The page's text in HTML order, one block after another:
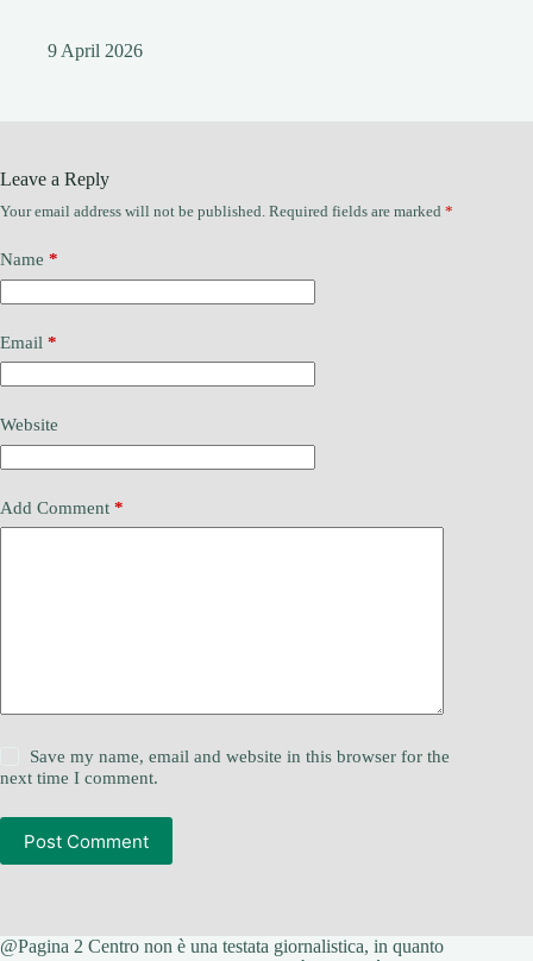
9 April 2026
Leave a Reply
Your email address will not be published. Required fields are marked *
Name *
Email *
Website
Add Comment *
Save my name, email and website in this browser for the
next time I comment.
Post Comment
@Pagina 2 Centro non è una testata giornalistica, in quanto